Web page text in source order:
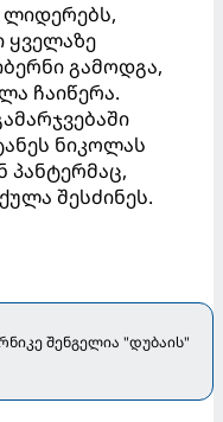
ლიდერებს,
ყველაზე
გამოდგა,
ჩაიწერა.
ნიკოლას
პანტერმაც,
შესძინეს.
შენგელია "დუბაის"